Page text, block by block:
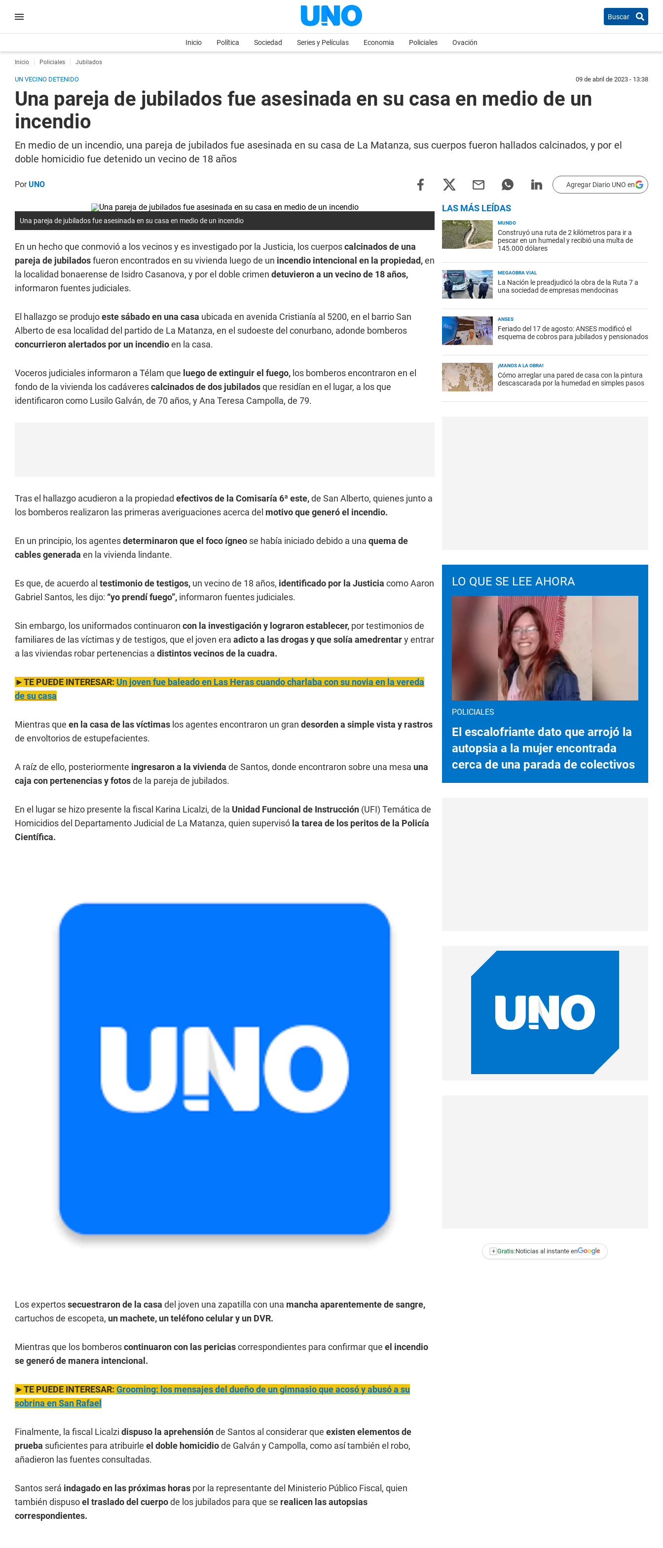
Buscar
Inicio Política Sociedad Series y Películas Economia Policiales Ovación
Inicio Policiales Jubilados
UN VECINO DETENIDO 09 de abril de 2023 - 13:38
Una pareja de jubilados fue asesinada en su casa en medio de un
incendio
En medio de un incendio, una pareja de jubilados fue asesinada en su casa de La Matanza, sus cuerpos fueron hallados calcinados, y por el
doble homicidio fue detenido un vecino de 18 años
PorUNO Agregar Diario UNO en
Una pareja de jubilados fue asesinada en su casa en medio de un incendio
En un hecho que conmovió a los vecinos y es investigado por la Justicia, los cuerposcalcinados de una
pareja de jubiladosfueron encontrados en su vivienda luego de un incendio intencional en la propiedad,en
la localidad bonaerense de Isidro Casanova, y por el doble crimen detuvieron a un vecino de 18 años,
informaron fuentes judiciales.
El hallazgo se produjoeste sábado en una casa ubicada en avenida Cristianía al 5200, en el barrio San
Alberto de esa localidad del partido de La Matanza, en el sudoeste del conurbano, adonde bomberos
concurrieron alertados por un incendioen la casa.
Voceros judiciales informaron a Télam que luego de extinguir el fuego, los bomberos encontraron en el
fondo de la vivienda los cadáverescalcinados de dos jubiladosque residían en el lugar, a los que
identificaron como Lusilo Galván, de 70 años, y Ana Teresa Campolla, de 79.
Tras el hallazgo acudieron a la propiedad efectivos de la Comisaría 6ª este,de San Alberto, quienes junto a
los bomberos realizaron las primeras averiguaciones acerca del motivo que generó el incendio.
En un principio, los agentesdeterminaron que el foco ígneo se había iniciado debido a una quema de
cables generada en la vivienda lindante.
Es que, de acuerdo al testimonio de testigos, un vecino de 18 años, identificado por la Justicia como Aaron
Gabriel Santos, les dijo: “yo prendí fuego”, informaron fuentes judiciales.
Sin embargo, los uniformados continuaron con la investigación y lograron establecer, por testimonios de
familiares de las víctimas y de testigos, que el joven era adicto a las drogas y que solía amedrentary entrar
a las viviendas robar pertenencias a distintos vecinos de la cuadra.
►TE PUEDE INTERESAR: Un joven fue baleado en Las Heras cuando charlaba con su novia en la vereda
de su casa
Mientras que en la casa de las víctimas los agentes encontraron un gran desorden a simple vista y rastros
de envoltorios de estupefacientes.
A raíz de ello, posteriormente ingresaron a la vivienda de Santos, donde encontraron sobre una mesa una
caja con pertenencias y fotosde la pareja de jubilados.
En el lugar se hizo presente la fiscal Karina Licalzi, de la Unidad Funcional de Instrucción (UFI) Temática de
Homicidios del Departamento Judicial de La Matanza, quien supervisó la tarea de los peritos de la Policía
Científica.
Los expertossecuestraron de la casa del joven una zapatilla con una mancha aparentemente de sangre,
cartuchos de escopeta, un machete, un teléfono celular y un DVR.
Mientras que los bomberoscontinuaron con las periciascorrespondientes para confirmar que el incendio
se generó de manera intencional.
►TE PUEDE INTERESAR: Grooming: los mensajes del dueño de un gimnasio que acosó y abusó a su
sobrina en San Rafael
Finalmente, la fiscal Licalzi dispuso la aprehensiónde Santos al considerar que existenelementos de
prueba suficientes para atribuirle el doble homicidiode Galván y Campolla, como así también el robo,
añadieron las fuentes consultadas.
Santos será indagado en las próximas horas por la representante del Ministerio Público Fiscal, quien
también dispusoel traslado del cuerpode los jubilados para que se realicen las autopsias
correspondientes.
LAS MÁS LEÍDAS
MUNDO
Construyó una ruta de 2 kilómetros para ir a
pescar en un humedal y recibió una multa de
145.000 dólares
MEGAOBRA VIAL
La Nación le preadjudicó la obra de la Ruta 7 a
una sociedad de empresas mendocinas
ANSES
Feriado del 17 de agosto: ANSES modificó el
esquema de cobros para jubilados y pensionados
¡MANOS A LA OBRA!
Cómo arreglar una pared de casa con la pintura
descascarada por la humedad en simples pasos
LO QUE SE LEE AHORA
POLICIALES
El escalofriante dato que arrojó la
autopsia a la mujer encontrada
cerca de una parada de colectivos
+ Gratis:Noticias al instante en